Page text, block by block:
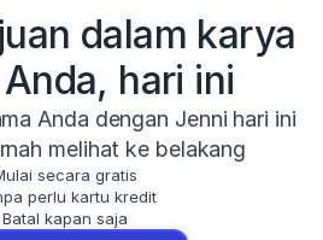
dalam karya
hari ini
Anda dengan Jenni hari ini
melihat ke belakang
secara gratis
perlu kartu kredit
Batal kapan saja